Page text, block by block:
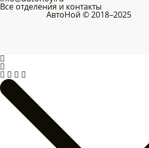
Все отделения и контакты
АвтоНой © 2018–2025